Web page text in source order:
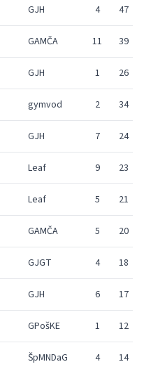
GJH 4 47
GAMČA 11 39
GJH 1 26
gymvod 2 34
GJH 7 24
Leaf 9 23
Leaf 5 21
GAMČA 5 20
GJGT 4 18
GJH 6 17
GPošKE 1 12
ŠpMNDaG 4 14